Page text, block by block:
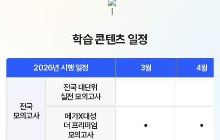
학습 콘텐츠 일정
2026년 시행 일정 3월 4월
전국
모의고사
전국 대단위
실전 모의고사
메가X대성
더 프리미엄
모의고사